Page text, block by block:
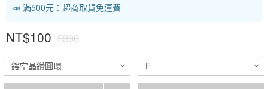
📣 滿500元：超商取貨免運費
NT$100 $390
鏤空晶鑽圓環 F